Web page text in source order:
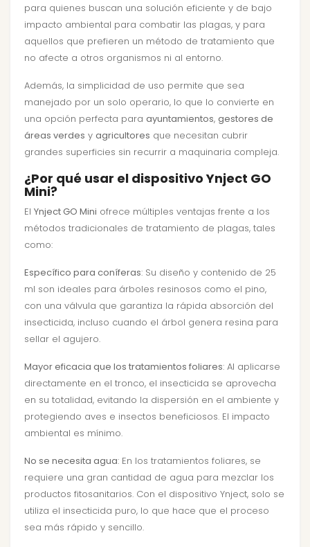
para quienes buscan una solución eficiente y de bajo
impacto ambiental para combatir las plagas, y para
aquellos que prefieren un método de tratamiento que
no afecte a otros organismos ni al entorno.
Además, la simplicidad de uso permite que sea
manejado por un solo operario, lo que lo convierte en
una opción perfecta para ayuntamientos, gestores de
áreas verdes y agricultores que necesitan cubrir
grandes superficies sin recurrir a maquinaria compleja.
¿Por qué usar el dispositivo Ynject GO
Mini?
El Ynject GO Mini ofrece múltiples ventajas frente a los
métodos tradicionales de tratamiento de plagas, tales
como:
Específico para coníferas: Su diseño y contenido de 25
ml son ideales para árboles resinosos como el pino,
con una válvula que garantiza la rápida absorción del
insecticida, incluso cuando el árbol genera resina para
sellar el agujero.
Mayor eficacia que los tratamientos foliares: Al aplicarse
directamente en el tronco, el insecticida se aprovecha
en su totalidad, evitando la dispersión en el ambiente y
protegiendo aves e insectos beneficiosos. El impacto
ambiental es mínimo.
No se necesita agua: En los tratamientos foliares, se
requiere una gran cantidad de agua para mezclar los
productos fitosanitarios. Con el dispositivo Ynject, solo se
utiliza el insecticida puro, lo que hace que el proceso
sea más rápido y sencillo.